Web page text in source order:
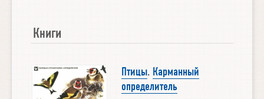
Книги
Птицы. Карманный
определитель